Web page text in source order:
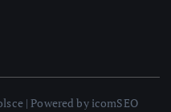
| Powered by icomSEO